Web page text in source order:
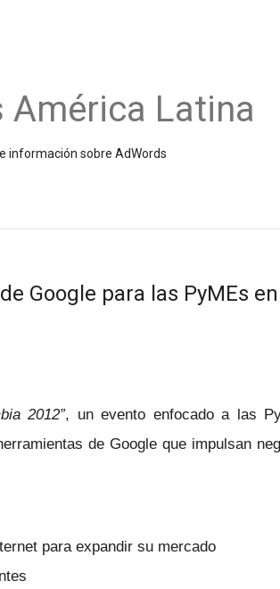
América Latina
información sobre AdWords
Google para las PyMEs en
2012”, un evento enfocado a las
de Google que impulsan
para expandir su mercado